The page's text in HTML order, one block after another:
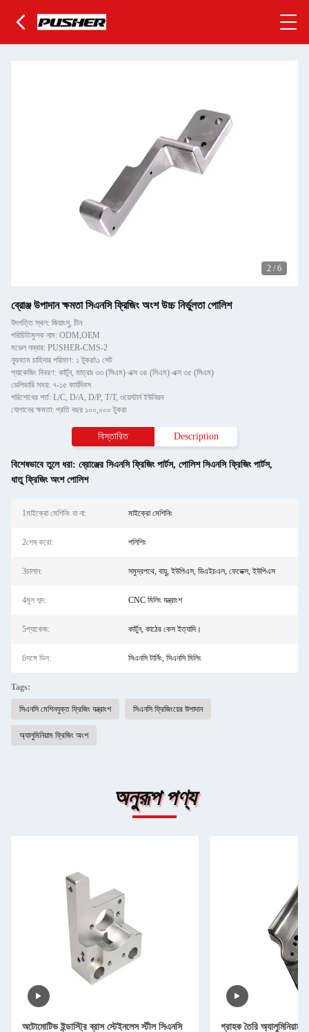
2 / 6
ব্রোঞ্জ উপাদান ক্ষমতা সিএনসি ফ্রিজিং অংশ উচ্চ নির্ভুলতা পোলিশ
উৎপত্তি স্থল: জিয়াংসু, চীন
পরিচিতিমুলক নাম: ODM,OEM
মডেল নম্বার: PUSHER-CMS-2
ন্যূনতম চাহিদার পরিমাণ: ১ টুকরা\১ সেট
প্যাকেজিং বিবরণ: কার্টুন, মাত্রাঃ ৩৩ (সিএম) এক্স ৩৪ (সিএম) এক্স ৩৫ (সিএম)
ডেলিভারি সময়: ৭-১৫ কার্যদিবস
পরিশোধের শর্ত: L/C, D/A, D/P, T/T, ওয়েস্টার্ন ইউনিয়ন
যোগানের ক্ষমতা: প্রতি বছর ১০০,০০০ টুকরা
বিস্তারিত Description
বিশেষভাবে তুলে ধরা: ব্রোঞ্জের সিএনসি ফ্রিজিং পার্টস, পোলিশ সিএনসি ফ্রিজিং পার্টস,
ধাতু ফ্রিজিং অংশ পোলিশ
1মাইক্রো মেশিনিং বা না: মাইক্রো মেশিনিং
2শেষ করো: পলিশিং
3চালান: সমুদ্রপথে, বায়ু, ইউপিএস, ডিএইচএল, ফেডেক্স, ইউপিএস
4মূল শব্দ: CNC মিলিং যন্ত্রাংশ
5প্যাকেজ: কার্টুন, কাঠের কেস ইত্যাদি।
6সঙ্গে ডিল: সিএনসি টার্নিং, সিএনসি মিলিং
Tags:
সিএনসি মেশিনযুক্ত ফ্রিজিং যন্ত্রাংশ সিএনসি ফ্রিজিংয়ের উপাদান
অ্যালুমিনিয়াম ফ্রিজিং অংশ
অনুরূপ পণ্য
অটোমোটিভ ইন্ডাস্ট্রি ব্রাস স্টেইনলেস স্টীল সিএনসি
গ্রাহক তৈরি অ্যালুমিনিয়াম